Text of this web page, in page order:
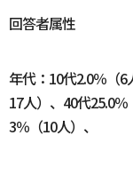
回答者属性
年代：10代2.0％（
17人）、40代25.0
3％（10人）、